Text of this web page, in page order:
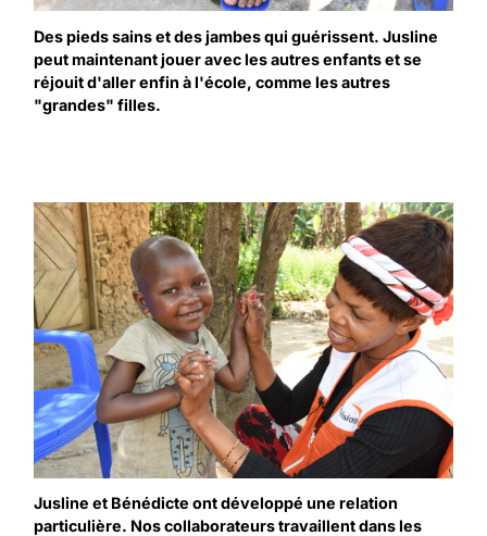
Des pieds sains et des jambes qui guérissent. Jusline
peut maintenant jouer avec les autres enfants et se
réjouit d'aller enfin à l'école, comme les autres
"grandes" filles.
Jusline et Bénédicte ont développé une relation
particulière. Nos collaborateurs travaillent dans les